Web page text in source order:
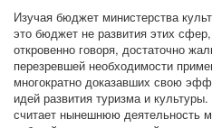
Изучая бюджет министерства
это бюджет не развития этих
откровенно говоря, достаточно
перезревшей необходимости
многократно доказавших свою
идей развития туризма и
считает нынешнюю деятельность